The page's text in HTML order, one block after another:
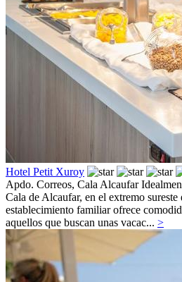
Hotel Petit Xuroy
Apdo. Correos, Cala Alcaufar
Cala de Alcaufar, en el extremo
establecimiento familiar ofrece
aquellos que buscan unas vacac... >